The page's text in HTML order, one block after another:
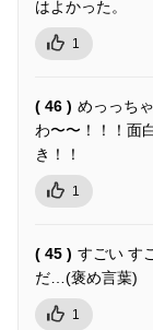
はよかった。
1
( 46 ) めっっち
わ〜〜！！！面
き！！
1
( 45 ) すごい す
だ…(褒め言葉)
1